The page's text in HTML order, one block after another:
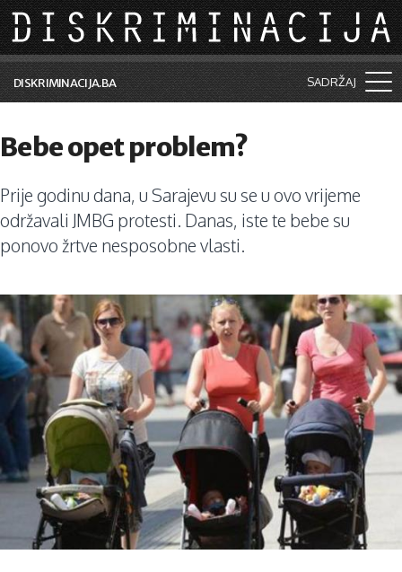
Skip to main content
DISKRIMINACIJA.BA SADRŽAJ
Vijesti i događaji
Aktuelne teme
Kolumne
Saradnja sa medijima
Pretraga
Bebe opet problem?
Prije godinu dana, u Sarajevu su se u ovo vrijeme
održavali JMBG protesti. Danas, iste te bebe su
ponovo žrtve nesposobne vlasti.